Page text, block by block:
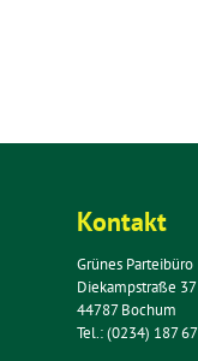
Kontakt
Grünes Parteibüro
Diekampstraße 37
44787 Bochum
Tel.: (0234) 187 67